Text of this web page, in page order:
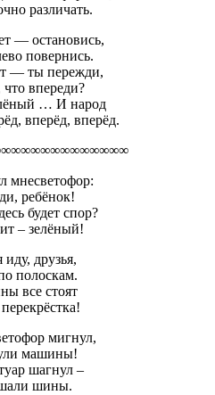
различать.
— остановись,
повернись.
— ты пережди,
впереди?
… И народ
вперёд, вперёд.
мнесветофор:
ребёнок!
будет спор?
– зелёный!
друзья,
полоскам.
все стоят
мигнул,
машины!
шагнул –
шины.